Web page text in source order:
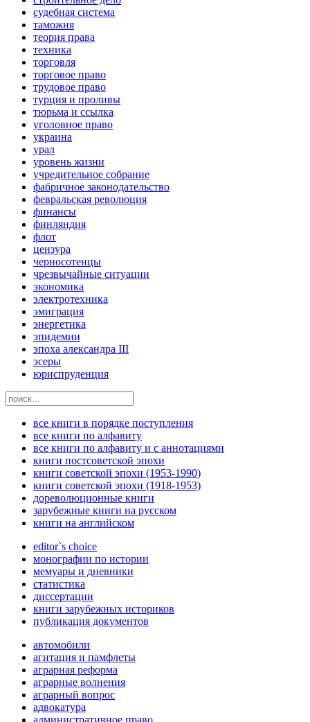
судебная система
таможня
теория права
техника
торговля
торговое право
трудовое право
турция и проливы
тюрьма и ссылка
уголовное право
украина
урал
уровень жизни
учредительное собрание
фабричное законодательство
февральская революция
финансы
финляндия
флот
цензура
черносотенцы
чрезвычайные ситуации
экономика
электротехника
эмиграция
энергетика
эпидемии
эпоха александра III
эсеры
юриспруденция
все книги в порядке поступления
все книги по алфавиту
все книги по алфавиту и с аннотациями
книги постсоветской эпохи
книги советской эпохи (1953-1990)
книги советской эпохи (1918-1953)
дореволюционные книги
зарубежные книги на русском
книги на английском
editor`s choice
монографии по истории
мемуары и дневники
статистика
диссертации
книги зарубежных историков
публикация документов
автомобили
агитация и памфлеты
аграрная реформа
аграрные волнения
аграрный вопрос
адвокатура